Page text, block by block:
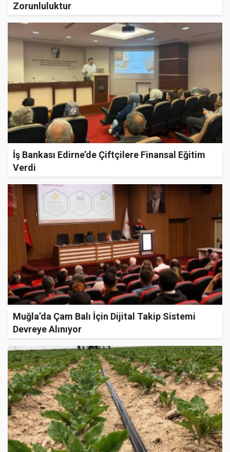
Zorunluluktur
İş Bankası Edirne’de Çiftçilere Finansal Eğitim
Verdi
Muğla’da Çam Balı İçin Dijital Takip Sistemi
Devreye Alınıyor